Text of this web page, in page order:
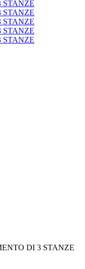
DI 3 STANZE